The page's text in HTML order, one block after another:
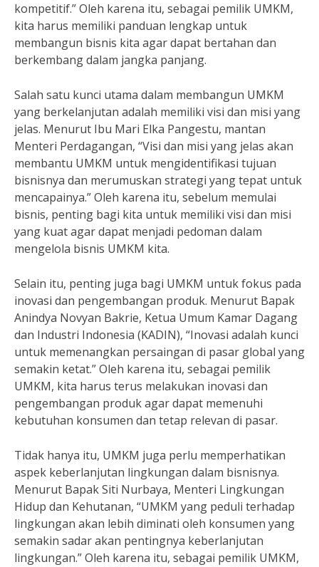
kompetitif.” Oleh karena itu, sebagai pemilik UMKM,
kita harus memiliki panduan lengkap untuk
membangun bisnis kita agar dapat bertahan dan
berkembang dalam jangka panjang.
Salah satu kunci utama dalam membangun UMKM
yang berkelanjutan adalah memiliki visi dan misi yang
jelas. Menurut Ibu Mari Elka Pangestu, mantan
Menteri Perdagangan, “Visi dan misi yang jelas akan
membantu UMKM untuk mengidentifikasi tujuan
bisnisnya dan merumuskan strategi yang tepat untuk
mencapainya.” Oleh karena itu, sebelum memulai
bisnis, penting bagi kita untuk memiliki visi dan misi
yang kuat agar dapat menjadi pedoman dalam
mengelola bisnis UMKM kita.
Selain itu, penting juga bagi UMKM untuk fokus pada
inovasi dan pengembangan produk. Menurut Bapak
Anindya Novyan Bakrie, Ketua Umum Kamar Dagang
dan Industri Indonesia (KADIN), “Inovasi adalah kunci
untuk memenangkan persaingan di pasar global yang
semakin ketat.” Oleh karena itu, sebagai pemilik
UMKM, kita harus terus melakukan inovasi dan
pengembangan produk agar dapat memenuhi
kebutuhan konsumen dan tetap relevan di pasar.
Tidak hanya itu, UMKM juga perlu memperhatikan
aspek keberlanjutan lingkungan dalam bisnisnya.
Menurut Bapak Siti Nurbaya, Menteri Lingkungan
Hidup dan Kehutanan, “UMKM yang peduli terhadap
lingkungan akan lebih diminati oleh konsumen yang
semakin sadar akan pentingnya keberlanjutan
lingkungan.” Oleh karena itu, sebagai pemilik UMKM,